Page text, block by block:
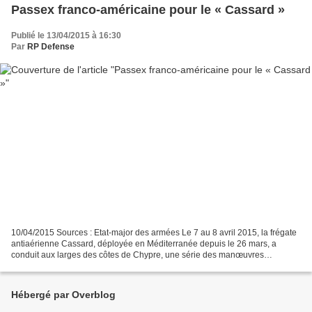
Passex franco-américaine pour le « Cassard »
Publié le 13/04/2015 à 16:30
Par RP Defense
10/04/2015 Sources : Etat-major des armées Le 7 au 8 avril 2015, la frégate
antiaérienne Cassard, déployée en Méditerranée depuis le 26 mars, a
conduit aux larges des côtes de Chypre, une série des manœuvres
Hébergé par Overblog